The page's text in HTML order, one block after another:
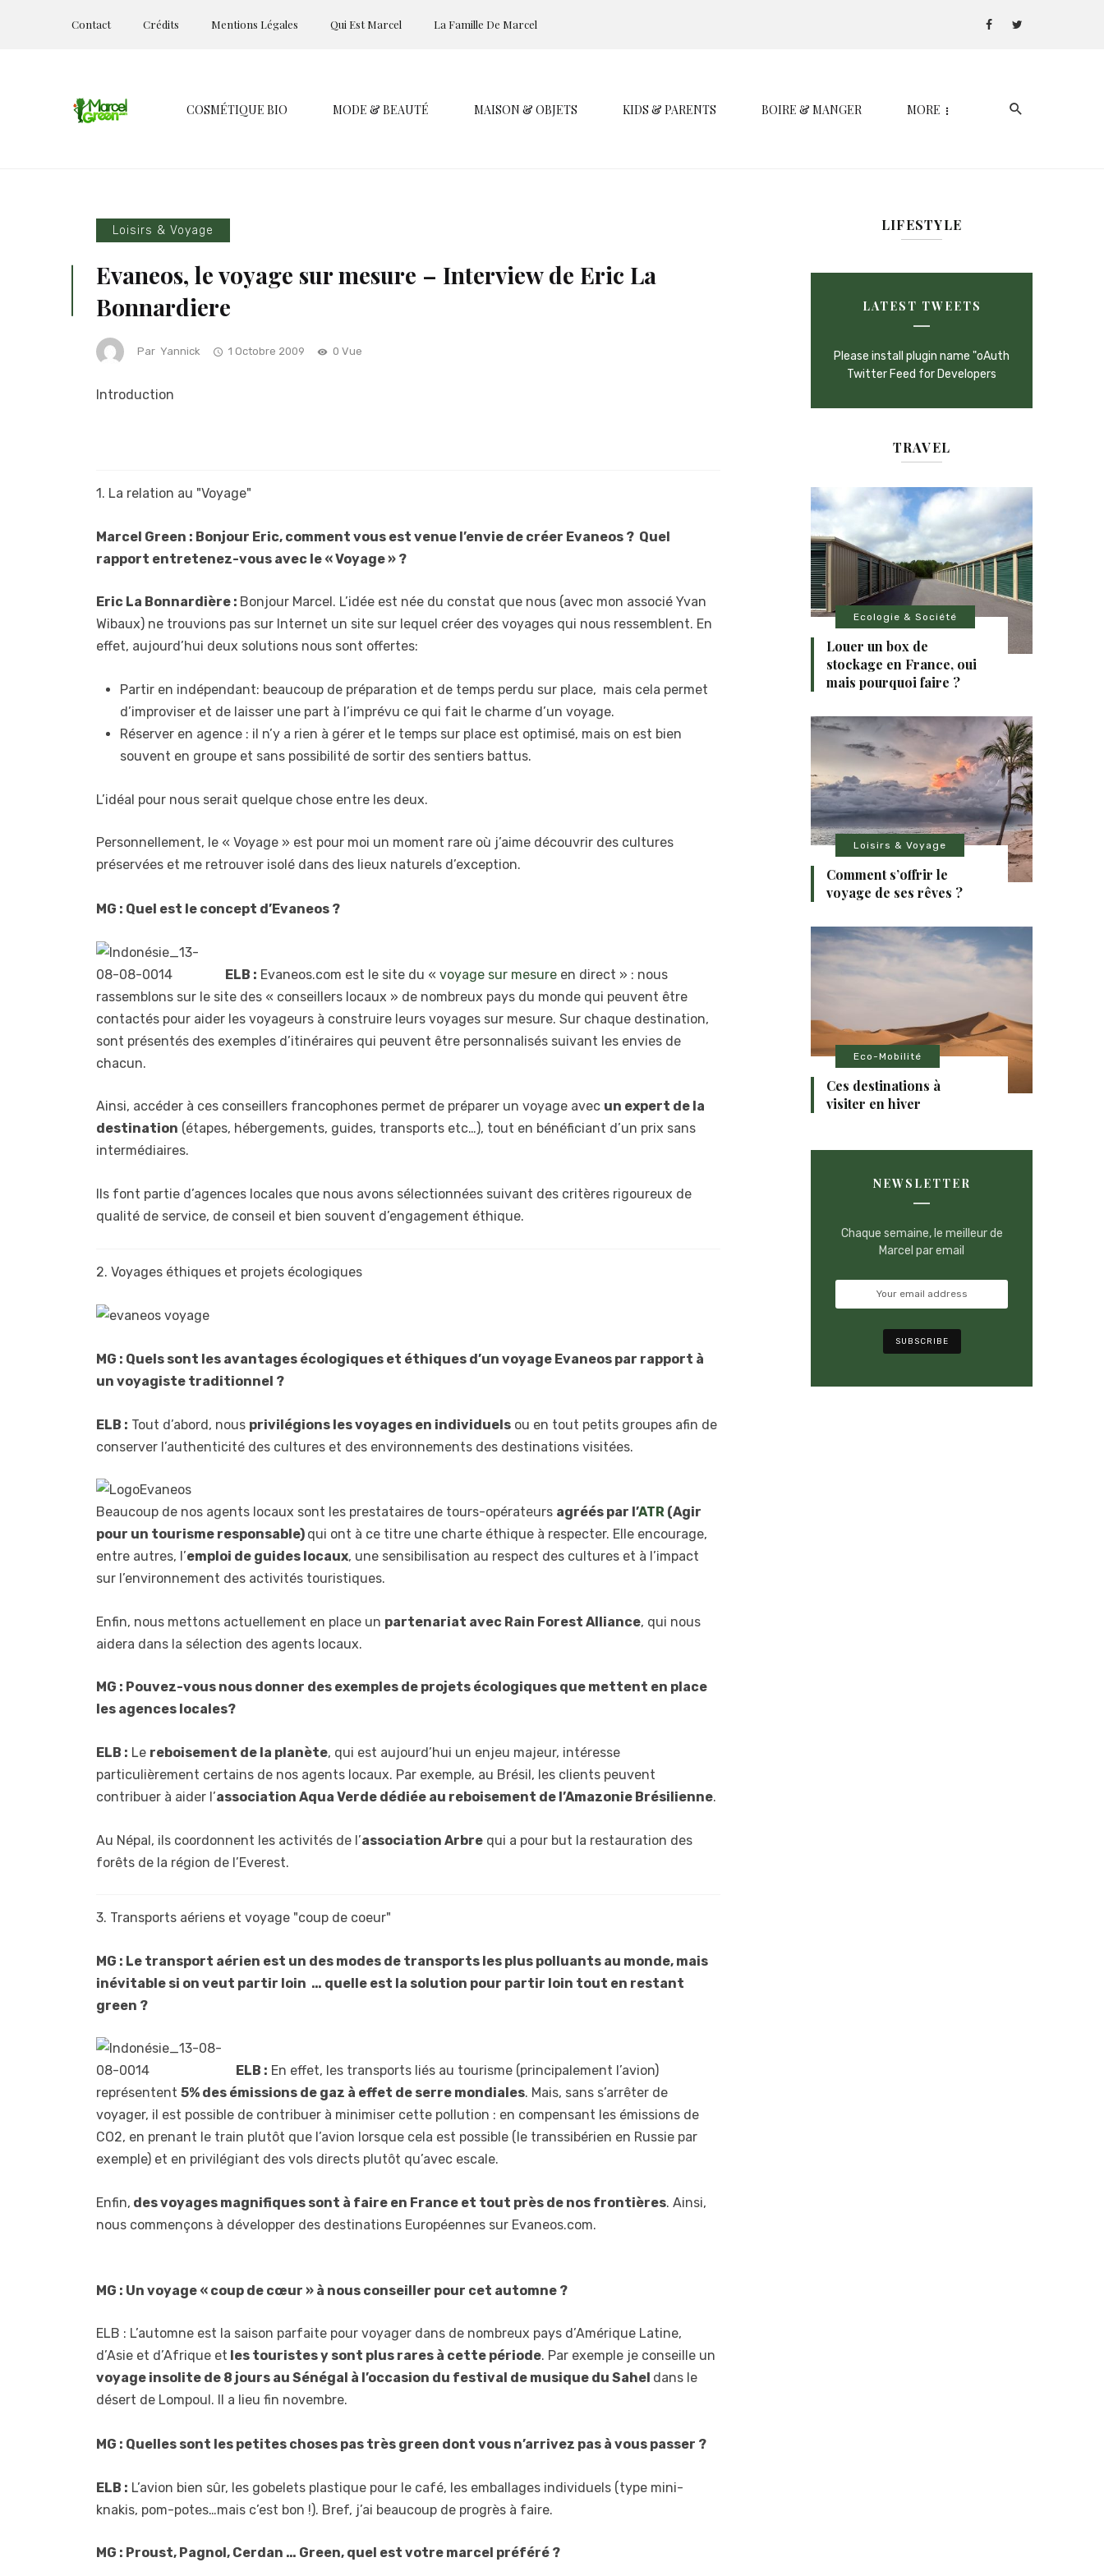
Contact Crédits Mentions Légales Qui Est Marcel La Famille De Marcel
COSMÉTIQUE BIO MODE & BEAUTÉ MAISON & OBJETS KIDS & PARENTS BOIRE & MANGER MORE
Loisirs & Voyage
Evaneos, le voyage sur mesure – Interview de Eric La
Bonnardiere
Par Yannick 1 Octobre 2009 0 Vue
Introduction
1. La relation au "Voyage"
Marcel Green : Bonjour Eric, comment vous est venue l’envie de créer Evaneos ? Quel
rapport entretenez-vous avec le « Voyage » ?
Eric La Bonnardière : Bonjour Marcel. L’idée est née du constat que nous (avec mon associé Yvan
Wibaux) ne trouvions pas sur Internet un site sur lequel créer des voyages qui nous ressemblent. En
effet, aujourd’hui deux solutions nous sont offertes:
Partir en indépendant: beaucoup de préparation et de temps perdu sur place, mais cela permet
d’improviser et de laisser une part à l’imprévu ce qui fait le charme d’un voyage.
Réserver en agence : il n’y a rien à gérer et le temps sur place est optimisé, mais on est bien
souvent en groupe et sans possibilité de sortir des sentiers battus.
L’idéal pour nous serait quelque chose entre les deux.
Personnellement, le « Voyage » est pour moi un moment rare où j’aime découvrir des cultures
préservées et me retrouver isolé dans des lieux naturels d’exception.
MG : Quel est le concept d’Evaneos ?
ELB : Evaneos.com est le site du « voyage sur mesure en direct » : nous
rassemblons sur le site des « conseillers locaux » de nombreux pays du monde qui peuvent être
contactés pour aider les voyageurs à construire leurs voyages sur mesure. Sur chaque destination,
sont présentés des exemples d’itinéraires qui peuvent être personnalisés suivant les envies de
chacun.
Ainsi, accéder à ces conseillers francophones permet de préparer un voyage avec un expert de la
destination (étapes, hébergements, guides, transports etc…), tout en bénéficiant d’un prix sans
intermédiaires.
Ils font partie d’agences locales que nous avons sélectionnées suivant des critères rigoureux de
qualité de service, de conseil et bien souvent d’engagement éthique.
2. Voyages éthiques et projets écologiques
MG : Quels sont les avantages écologiques et éthiques d’un voyage Evaneos par rapport à
un voyagiste traditionnel ?
ELB : Tout d’abord, nous privilégions les voyages en individuels ou en tout petits groupes afin de
conserver l’authenticité des cultures et des environnements des destinations visitées.
Beaucoup de nos agents locaux sont les prestataires de tours-opérateurs agréés par l’ATR (Agir
pour un tourisme responsable) qui ont à ce titre une charte éthique à respecter. Elle encourage,
entre autres, l’emploi de guides locaux, une sensibilisation au respect des cultures et à l’impact
sur l’environnement des activités touristiques.
Enfin, nous mettons actuellement en place un partenariat avec Rain Forest Alliance, qui nous
aidera dans la sélection des agents locaux.
MG : Pouvez-vous nous donner des exemples de projets écologiques que mettent en place
les agences locales?
ELB : Le reboisement de la planète, qui est aujourd’hui un enjeu majeur, intéresse
particulièrement certains de nos agents locaux. Par exemple, au Brésil, les clients peuvent
contribuer à aider l’association Aqua Verde dédiée au reboisement de l’Amazonie Brésilienne.
Au Népal, ils coordonnent les activités de l’association Arbre qui a pour but la restauration des
forêts de la région de l’Everest.
3. Transports aériens et voyage "coup de coeur"
MG : Le transport aérien est un des modes de transports les plus polluants au monde, mais
inévitable si on veut partir loin … quelle est la solution pour partir loin tout en restant
green ?
ELB : En effet, les transports liés au tourisme (principalement l’avion)
représentent 5% des émissions de gaz à effet de serre mondiales. Mais, sans s’arrêter de
voyager, il est possible de contribuer à minimiser cette pollution : en compensant les émissions de
CO2, en prenant le train plutôt que l’avion lorsque cela est possible (le transsibérien en Russie par
exemple) et en privilégiant des vols directs plutôt qu’avec escale.
Enfin, des voyages magnifiques sont à faire en France et tout près de nos frontières. Ainsi,
nous commençons à développer des destinations Européennes sur Evaneos.com.
MG : Un voyage « coup de cœur » à nous conseiller pour cet automne ?
ELB : L’automne est la saison parfaite pour voyager dans de nombreux pays d’Amérique Latine,
d’Asie et d’Afrique et les touristes y sont plus rares à cette période. Par exemple je conseille un
voyage insolite de 8 jours au Sénégal à l’occasion du festival de musique du Sahel dans le
désert de Lompoul. Il a lieu fin novembre.
MG : Quelles sont les petites choses pas très green dont vous n’arrivez pas à vous passer ?
ELB : L’avion bien sûr, les gobelets plastique pour le café, les emballages individuels (type mini-
knakis, pom-potes…mais c’est bon !). Bref, j’ai beaucoup de progrès à faire.
MG : Proust, Pagnol, Cerdan … Green, quel est votre marcel préféré ?
LIFESTYLE
LATEST TWEETS
Please install plugin name "oAuth
Twitter Feed for Developers
TRAVEL
Ecologie & Société
Louer un box de
stockage en France, oui
mais pourquoi faire ?
Loisirs & Voyage
Comment s’offrir le
voyage de ses rêves ?
Eco-Mobilité
Ces destinations à
visiter en hiver
NEWSLETTER
Chaque semaine, le meilleur de
Marcel par email